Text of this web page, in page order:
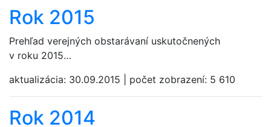
Rok 2015
Prehľad verejných obstarávaní uskutočnených
v roku 2015…
aktualizácia: 30.09.2015 počet zobrazení: 5 610
Rok 2014